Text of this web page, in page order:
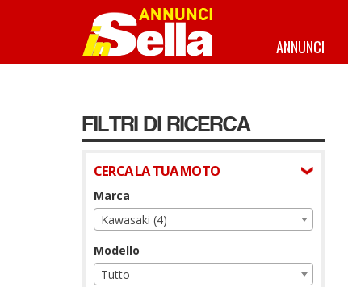
ANNUNCI
FILTRI DI RICERCA
CERCA LA TUA MOTO
Marca
Kawasaki (4)
Modello
Tutto